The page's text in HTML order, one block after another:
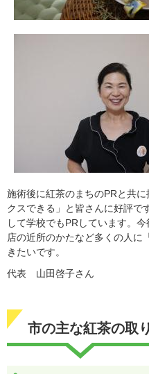
施術後に紅茶のまちのPRと共
クスできる」と皆さんに好評で
して学校でもPRしています。
店の近所のかたなど多くの人に
きたいです。
代表 山田啓子さん
市の主な紅茶の取